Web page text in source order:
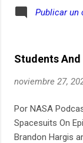
Noticias del
Publicar un
Students
noviembre 27,
Por NASA
Spacesuits On
Brandon Hargis